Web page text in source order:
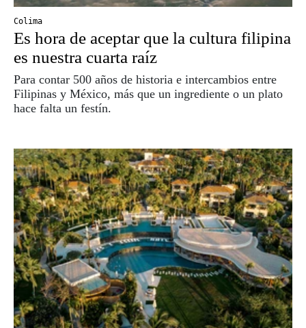
Colima
Es hora de aceptar que la cultura filipina
es nuestra cuarta raíz
Para contar 500 años de historia e intercambios entre
Filipinas y México, más que un ingrediente o un plato
hace falta un festín.